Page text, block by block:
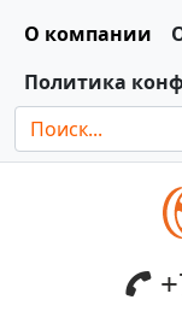
О компании
Политика